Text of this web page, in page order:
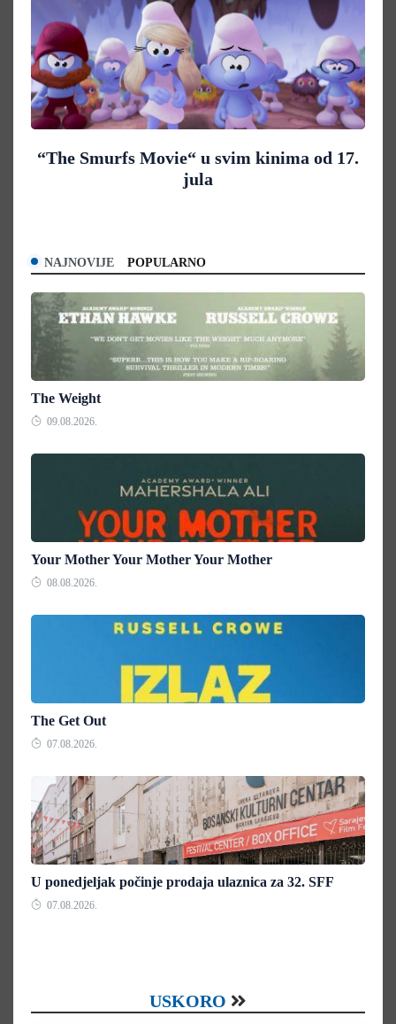
“The Smurfs Movie“ u svim kinima od 17.
jula
NAJNOVIJE POPULARNO
The Weight
09.08.2026.
Your Mother Your Mother Your Mother
08.08.2026.
The Get Out
07.08.2026.
U ponedjeljak počinje prodaja ulaznica za 32. SFF
07.08.2026.
USKORO